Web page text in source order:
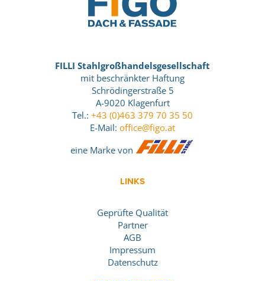
FILLI Stahlgroßhandelsgesellschaft
mit beschränkter Haftung
Schrödingerstraße 5
A-9020 Klagenfurt
Tel.: +43 (0)463 379 70 35 50
E-Mail: office@figo.at
eine Marke von
LINKS
Geprüfte Qualität
Partner
AGB
Impressum
Datenschutz